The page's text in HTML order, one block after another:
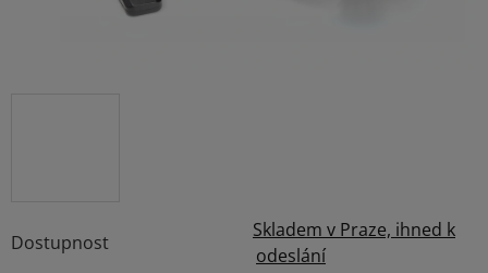
Dostupnost
Skladem v Praze, ihned k
odeslání